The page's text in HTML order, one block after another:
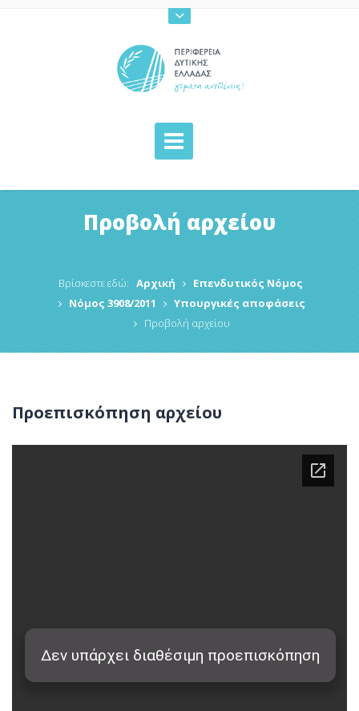
Προβολή αρχείου
Βρίσκεστε εδώ: Αρχική
Επενδυτικός Νόμος
Νόμος 3908/2011
Υπουργικές αποφάσεις
Προβολή αρχείου
Προεπισκόπηση αρχείου